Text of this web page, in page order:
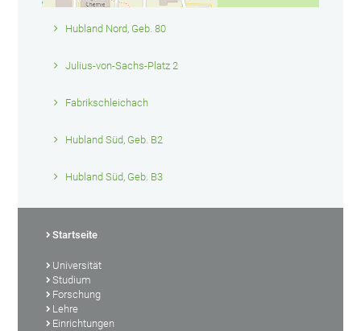
Hubland Nord, Geb. 80
Julius-von-Sachs-Platz 2
Fabrikschleichach
Hubland Süd, Geb. B2
Hubland Süd, Geb. B3
Startseite
Universität
Studium
Forschung
Lehre
Einrichtungen